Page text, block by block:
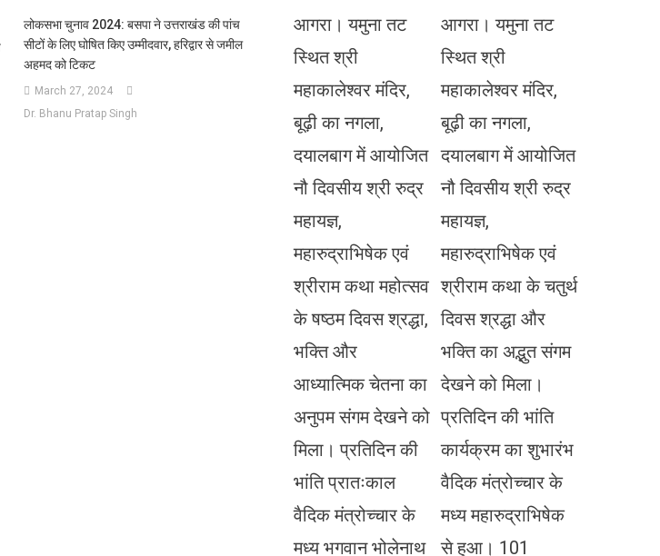
लोकसभा चुनाव 2024: बसपा ने उत्तराखंड की पांच
सीटों के लिए घोषित किए उम्मीदवार, हरिद्वार से जमील
अहमद को टिकट
March 27, 2024
Dr. Bhanu Pratap Singh
आगरा। यमुना तट
स्थित श्री
महाकालेश्वर मंदिर,
बूढ़ी का नगला,
दयालबाग में आयोजित
नौ दिवसीय श्री रुद्र
महायज्ञ,
महारुद्राभिषेक एवं
श्रीराम कथा महोत्सव
के षष्ठम दिवस श्रद्धा,
भक्ति और
आध्यात्मिक चेतना का
अनुपम संगम देखने को
मिला। प्रतिदिन की
भांति प्रातःकाल
वैदिक मंत्रोच्चार के
मध्य भगवान भोलेनाथ
आगरा। यमुना तट
स्थित श्री
महाकालेश्वर मंदिर,
बूढ़ी का नगला,
दयालबाग में आयोजित
नौ दिवसीय श्री रुद्र
महायज्ञ,
महारुद्राभिषेक एवं
श्रीराम कथा के चतुर्थ
दिवस श्रद्धा और
भक्ति का अद्भुत संगम
देखने को मिला।
प्रतिदिन की भांति
कार्यक्रम का शुभारंभ
वैदिक मंत्रोच्चार के
मध्य महारुद्राभिषेक
से हुआ। 101